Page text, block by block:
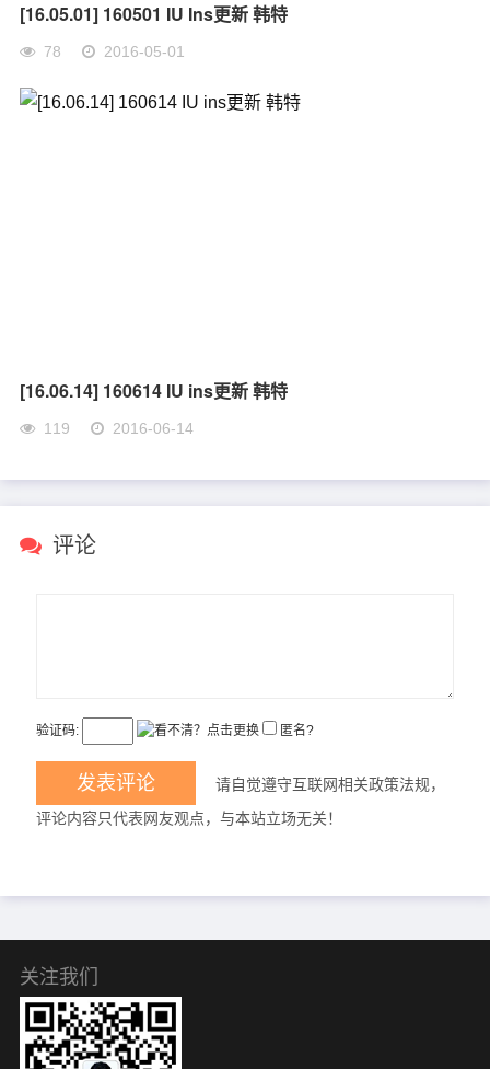
[16.05.01] 160501 IU Ins更新 韩特
78 2016-05-01
[16.06.14] 160614 IU ins更新 韩特
119 2016-06-14
评论
验证码: 匿名?
请自觉遵守互联网相关政策法规，
评论内容只代表网友观点，与本站立场无关！
关注我们